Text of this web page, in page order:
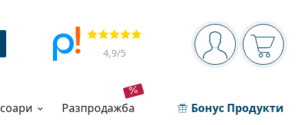
Navigation panel
Вие сте вписани
Прегледи
4,9/5
разпродажба Бонус Продукти